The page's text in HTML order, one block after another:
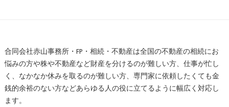
合同会社赤山事務所・FP・相続・不動産は全国の不動産の相続にお
悩みの方や株や不動産など財産を分けるのが難しい方、仕事が忙し
く、なかなか休みを取るのが難しい方、専門家に依頼したくても金
銭的余裕のない方などあらゆる人の役に立てるように幅広く対応し
ます。